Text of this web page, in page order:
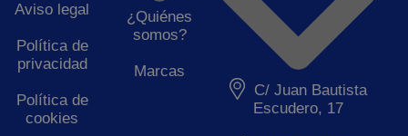
Aviso legal
Política de
privacidad
Política de
cookies
¿Quiénes
somos?
Marcas
C/ Juan Bautista
Escudero, 17